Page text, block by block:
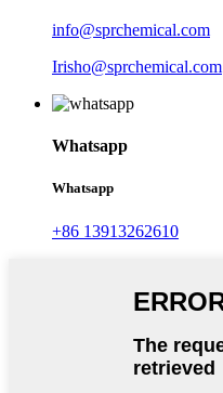
info@sprchemical.com
Irisho@sprchemical.com
Whatsapp
Whatsapp
+86 13913262610